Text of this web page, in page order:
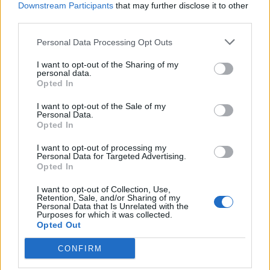
Downstream Participants that may further disclose it to other
Personal Data Processing Opt Outs
I want to opt-out of the Sharing of my
personal data.
Opted In
I want to opt-out of the Sale of my
Personal Data.
Opted In
I want to opt-out of processing my
Personal Data for Targeted Advertising.
Opted In
I want to opt-out of Collection, Use,
Retention, Sale, and/or Sharing of my
Personal Data that Is Unrelated with the
Purposes for which it was collected.
Opted Out
CONFIRM
Περισσότερα Θέματα
Entertainment